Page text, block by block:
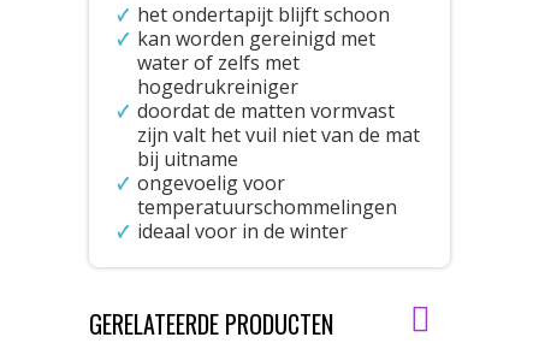
het ondertapijt blijft schoon
kan worden gereinigd met
water of zelfs met
hogedrukreiniger
doordat de matten vormvast
zijn valt het vuil niet van de mat
bij uitname
ongevoelig voor
temperatuurschommelingen
ideaal voor in de winter
GERELATEERDE PRODUCTEN